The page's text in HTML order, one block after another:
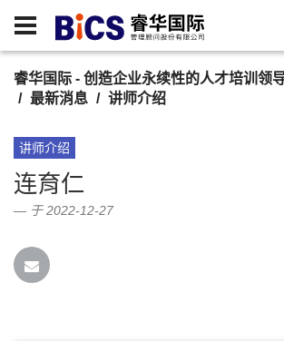
睿华国际 - 创造企业永续性的人才培训领
最新消息
讲师介绍
讲师介绍
连育仁
于 2022-12-27